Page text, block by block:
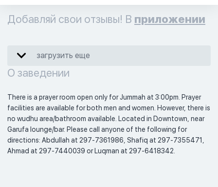
Добавляй свои отзывы! В приложении
загрузить еще
О заведении
There is a prayer room open only for Jummah at 3:00pm. Prayer
facilities are available for both men and women. However, there is
no wudhu area/bathroom available. Located in Downtown, near
Garufa lounge/bar. Please call anyone of the following for
directions: Abdullah at 297-7361986, Shafiq at 297-7355471,
Ahmad at 297-7440039 or Luqman at 297-6418342.